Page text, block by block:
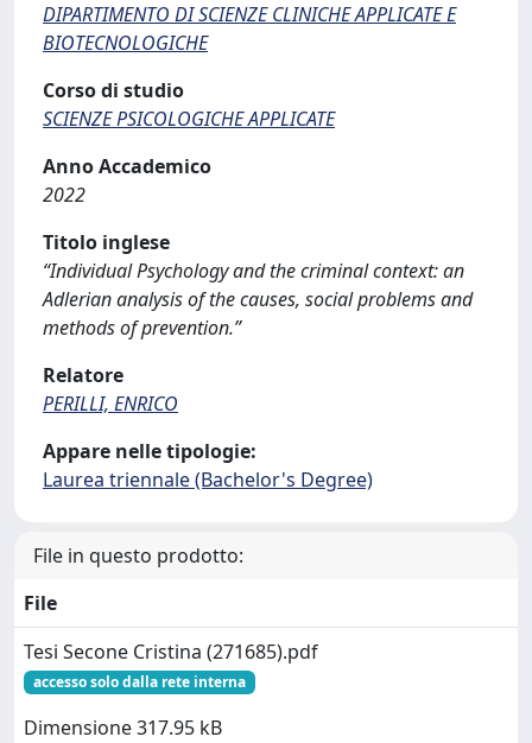
DIPARTIMENTO DI SCIENZE CLINICHE APPLICATE E
BIOTECNOLOGICHE
Corso di studio
SCIENZE PSICOLOGICHE APPLICATE
Anno Accademico
2022
Titolo inglese
“Individual Psychology and the criminal context: an
Adlerian analysis of the causes, social problems and
methods of prevention.”
Relatore
PERILLI, ENRICO
Appare nelle tipologie:
Laurea triennale (Bachelor's Degree)
File in questo prodotto:
File
Tesi Secone Cristina (271685).pdf
accesso solo dalla rete interna
Dimensione 317.95 kB